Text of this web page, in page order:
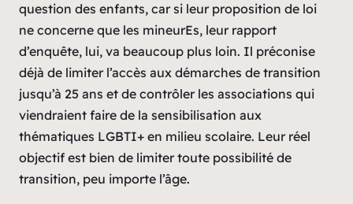
question des enfants, car si leur proposition de loi
ne concerne que les mineurEs, leur rapport
d’enquête, lui, va beaucoup plus loin. Il préconise
déjà de limiter l’accès aux démarches de transition
jusqu’à 25 ans et de contrôler les associations qui
viendraient faire de la sensibilisation aux
thématiques LGBTI+ en milieu scolaire. Leur réel
objectif est bien de limiter toute possibilité de
transition, peu importe l’âge.